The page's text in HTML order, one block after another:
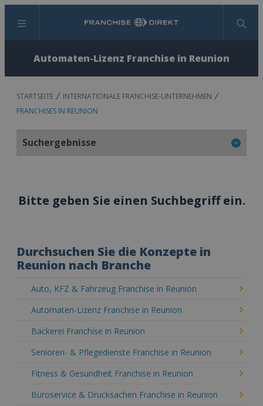
Menü Suchen
Automaten-Lizenz Franchise in Reunion
STARTSEITE
INTERNATIONALE FRANCHISE-UNTERNEHMEN
FRANCHISES IN REUNION
Suchergebnisse
Bitte geben Sie einen Suchbegriff ein.
Durchsuchen Sie die Konzepte in
Reunion nach Branche
Auto, KFZ & Fahrzeug Franchise in Reunion
Automaten-Lizenz Franchise in Reunion
Bäckerei Franchise in Reunion
Senioren- & Pflegedienste Franchise in Reunion
Fitness & Gesundheit Franchise in Reunion
Büroservice & Drucksachen Franchise in Reunion